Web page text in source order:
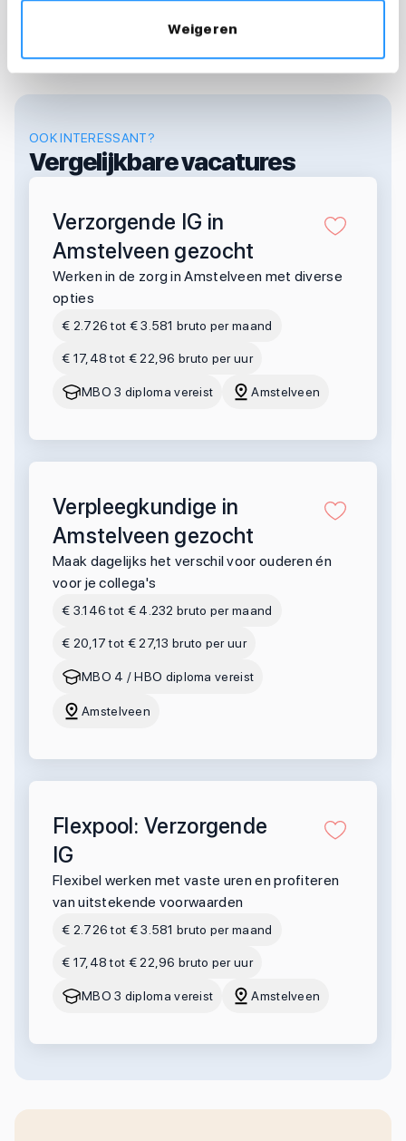
Weigeren
OOK INTERESSANT?
Vergelijkbare vacatures
Verzorgende IG in
Amstelveen gezocht
Werken in de zorg in Amstelveen met diverse
opties
€ 2.726 tot € 3.581 bruto per maand
€ 17,48 tot € 22,96 bruto per uur
MBO 3 diploma vereist Amstelveen
Verpleegkundige in
Amstelveen gezocht
Maak dagelijks het verschil voor ouderen én
voor je collega's
€ 3.146 tot € 4.232 bruto per maand
€ 20,17 tot € 27,13 bruto per uur
MBO 4 / HBO diploma vereist
Amstelveen
Flexpool: Verzorgende
IG
Flexibel werken met vaste uren en profiteren
van uitstekende voorwaarden
€ 2.726 tot € 3.581 bruto per maand
€ 17,48 tot € 22,96 bruto per uur
MBO 3 diploma vereist Amstelveen